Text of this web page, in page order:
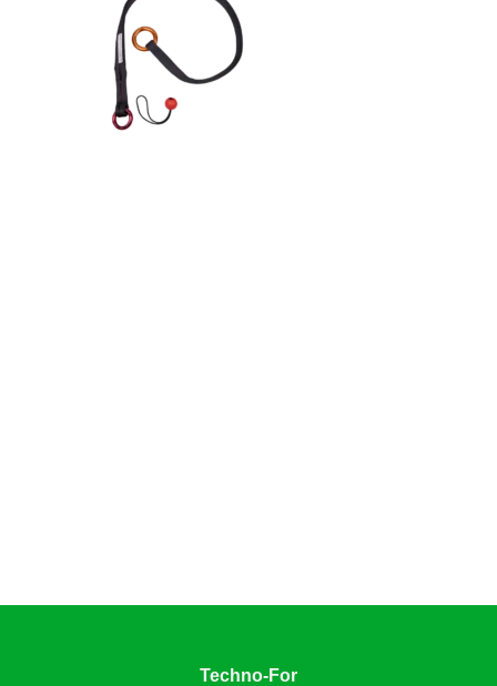
Techno-For